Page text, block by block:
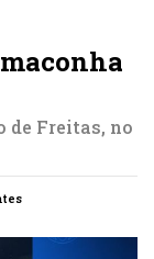
de Freitas, no